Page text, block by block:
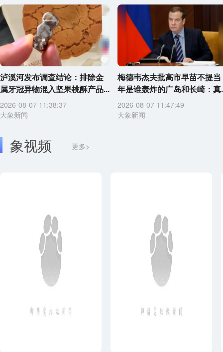
泸溪河发布调查结论：排除金
属牙冠异物混入坚果桃酥产品...
2026-08-07 11:38:37
大象新闻
梅德韦杰夫批高市早苗不提当
年是谁轰炸的广岛和长崎：真
2026-08-07 11:47:49
大象新闻
象视频 更多>